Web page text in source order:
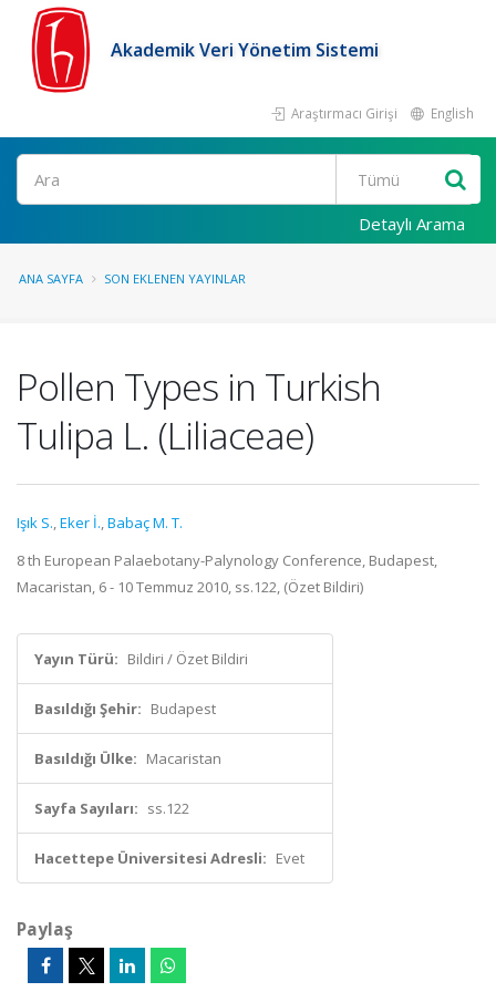
Akademik Veri Yönetim Sistemi
Araştırmacı Girişi English
Ara
Detaylı Arama
ANA SAYFA SON EKLENEN YAYINLAR
Pollen Types in Turkish
Tulipa L. (Liliaceae)
Işık S.,Eker İ.,Babaç M. T.
8 th European Palaebotany-Palynology Conference, Budapest,
Macaristan, 6 - 10 Temmuz 2010, ss.122, (Özet Bildiri)
Yayın Türü: Bildiri / Özet Bildiri
Basıldığı Şehir: Budapest
Basıldığı Ülke: Macaristan
Sayfa Sayıları: ss.122
Hacettepe Üniversitesi Adresli: Evet
Paylaş